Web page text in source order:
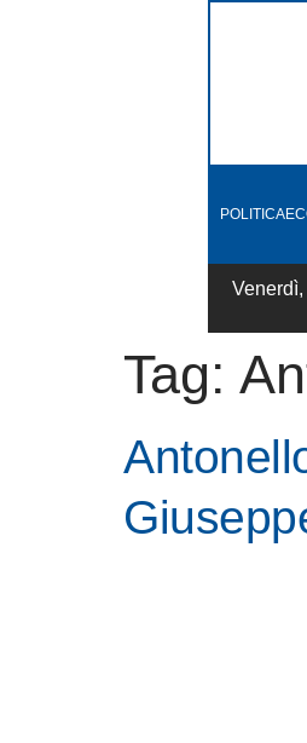
POLITICA
Tag: